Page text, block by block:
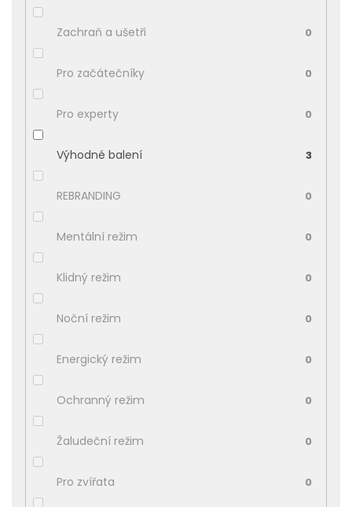
Zachraň a ušetři 0
Pro začátečníky 0
Pro experty 0
Výhodné balení 3
REBRANDING 0
Mentální režim 0
Klidný režim 0
Noční režim 0
Energický režim 0
Ochranný režim 0
Žaludeční režim 0
Pro zvířata 0